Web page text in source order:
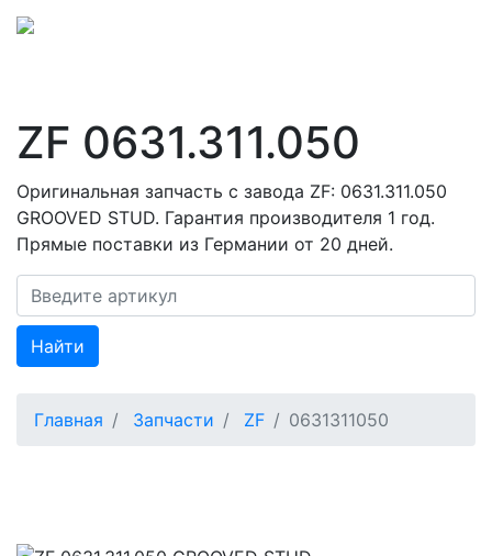
ZF 0631.311.050
Оригинальная запчасть с завода ZF: 0631.311.050
GROOVED STUD. Гарантия производителя 1 год.
Прямые поставки из Германии от 20 дней.
Найти
Главная Запчасти ZF 0631311050